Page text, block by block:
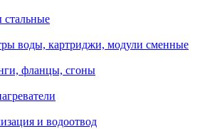
стальные
воды, картриджи, модули сменные
фланцы, сгоны
и водоотвод